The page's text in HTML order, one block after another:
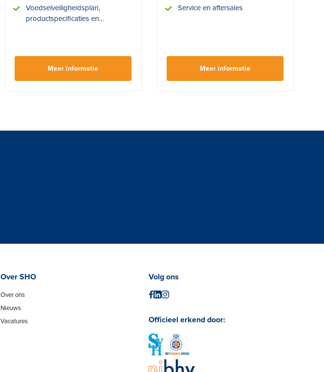
Voedselveiligheidsplan,
productspecificaties en
Meer informatie
Service en aftersales
Meer informatie
Over SHO
Over ons
Nieuws
Vacatures
Volg ons
Officieel erkend door: